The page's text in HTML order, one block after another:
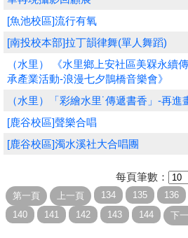
評委專區
校務行政
[魚池校區]流行有氧
[南投校本部]拉丁韻律舞(單人舞蹈)
（水里） 《水里鄉上安社區美槑永續傳
承產業活動-浪漫七夕鵲橋音樂會》
（水里）「彩繪水里˙傳遞書香」-再進
[鹿谷校區]聲樂合唱
[鹿谷校區]濁水溪社大合唱團
每頁筆數：